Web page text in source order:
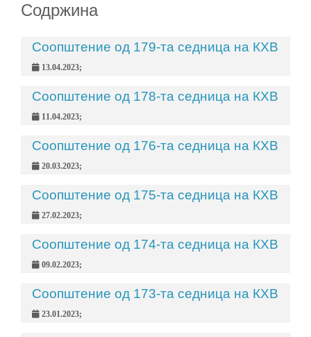
Содржина
Соопштение од 179-та седница на КХВ
13.04.2023;
Соопштение од 178-та седница на КХВ
11.04.2023;
Соопштение од 176-та седница на КХВ
20.03.2023;
Соопштение од 175-та седница на КХВ
27.02.2023;
Соопштение од 174-та седница на КХВ
09.02.2023;
Соопштение од 173-та седница на КХВ
23.01.2023;